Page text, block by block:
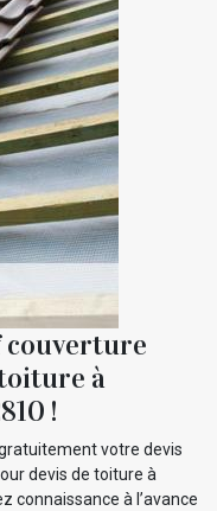
couverture
à
!
votre devis
devis de toiture à
connaissance à l’avance